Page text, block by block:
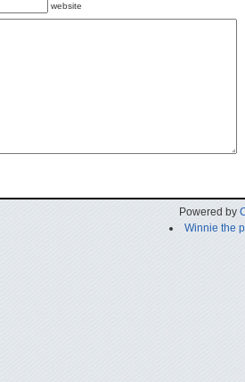
website
Powered by
Winnie the